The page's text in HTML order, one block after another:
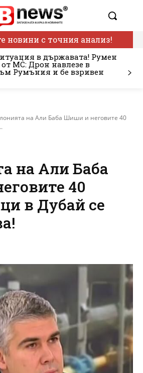
новини с точния анализ!
в държавата! Румен
МС: Дрон навлезе в
Румъния и бе взривен
на Али Баба Шиши и неговите 40
на Али Баба
40
в Дубай се